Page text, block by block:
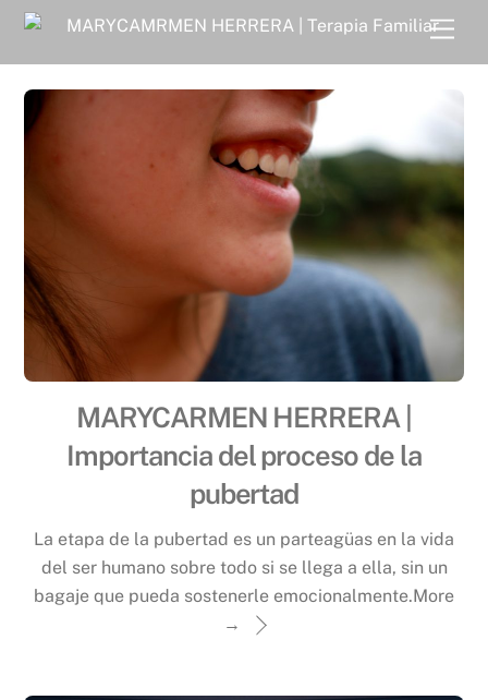
Skip
content
MARYCARMEN HERRERA |
Importancia del proceso de la
pubertad
La etapa de la pubertad es un parteagüas en la vida
del ser humano sobre todo si se llega a ella, sin un
bagaje que pueda sostenerle emocionalmente.More
→